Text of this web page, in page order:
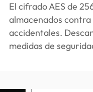
El cifrado AES de
almacenados
accidentales.
medidas de